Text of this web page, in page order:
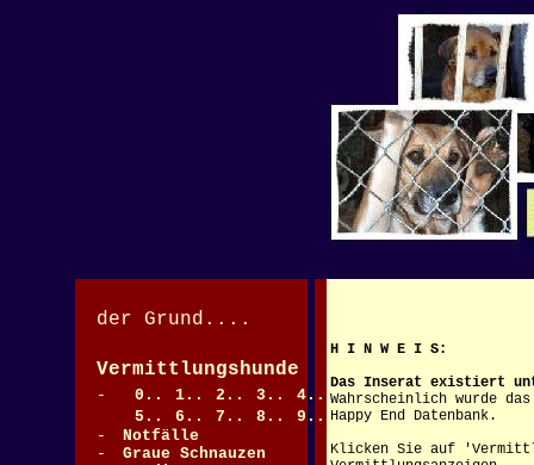
der Grund....
Vermittlungshunde
- 0.. 1.. 2.. 3..
4..
5..
6.. 7.. 8..
9..
-
Notfälle
-
Graue Schnauzen
H I N W E I S:
Das Inserat existiert
Wahrscheinlich wurde
Happy End Datenbank.
Klicken Sie auf